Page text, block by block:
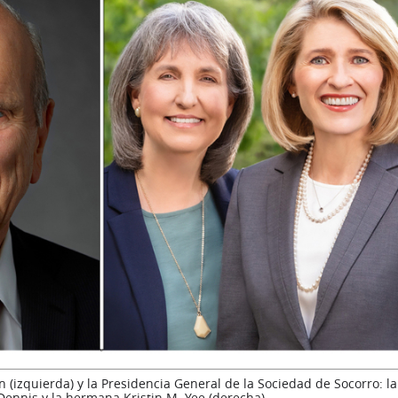
(izquierda) y la Presidencia General de la Sociedad de Socorro: